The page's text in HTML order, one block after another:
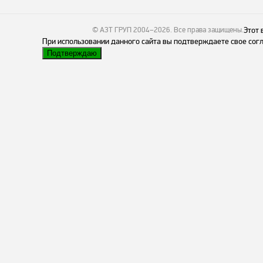
© АЗТ ГРУП 2004–2026. Все права защищены.Этот
При использовании данного сайта вы подтверждаете свое
Подтверждаю